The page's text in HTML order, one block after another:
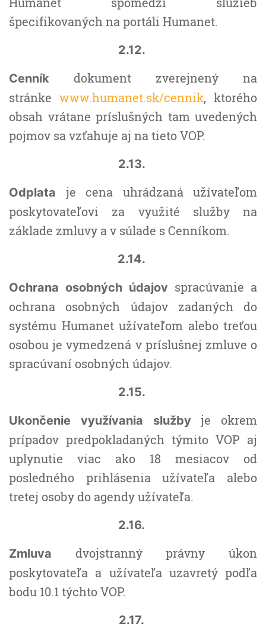
špecifikovaných na portáli Humanet.
2.12.
Cenník dokument zverejnený na
stránke www.humanet.sk/cennik, ktorého
obsah vrátane príslušných tam uvedených
pojmov sa vzťahuje aj na tieto VOP.
2.13.
Odplata je cena uhrádzaná užívateľom
poskytovateľovi za využité služby na
základe zmluvy a v súlade s Cenníkom.
2.14.
Ochrana osobných údajov spracúvanie a
ochrana osobných údajov zadaných do
systému Humanet užívateľom alebo treťou
osobou je vymedzená v príslušnej zmluve o
spracúvaní osobných údajov.
2.15.
Ukončenie využívania službyje okrem
prípadov predpokladaných týmito VOP aj
uplynutie viac ako 18 mesiacov od
posledného prihlásenia užívateľa alebo
tretej osoby do agendy užívateľa.
2.16.
Zmluva dvojstranný právny úkon
poskytovateľa a užívateľa uzavretý podľa
bodu 10.1 týchto VOP.
2.17.